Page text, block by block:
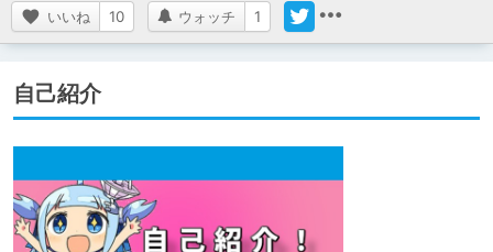
いいね 10 ウォッチ 1
自己紹介